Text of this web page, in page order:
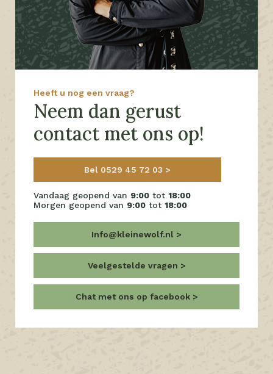
Heeft u nog een vraag?
Neem dan gerust
contact met ons op!
Bel 0529 45 72 03
Vandaag geopend van 9:00 tot 18:00
Morgen geopend van 9:00 tot 18:00
Info@kleinewolf.nl
Veelgestelde vragen
Chat met ons op facebook